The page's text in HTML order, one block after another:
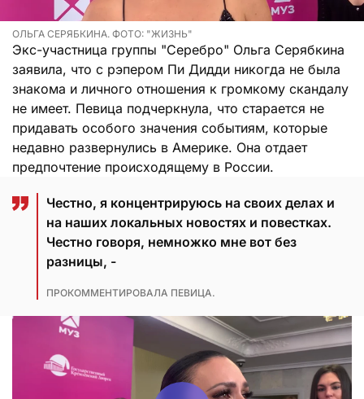
ОЛЬГА СЕРЯБКИНА. ФОТО: "ЖИЗНЬ"
Экс-участница группы "Серебро" Ольга Серябкина
заявила, что с рэпером Пи Дидди никогда не была
знакома и личного отношения к громкому скандалу
не имеет. Певица подчеркнула, что старается не
придавать особого значения событиям, которые
недавно развернулись в Америке. Она отдает
предпочтение происходящему в России.
Честно, я концентрируюсь на своих делах и
на наших локальных новостях и повестках.
Честно говоря, немножко мне вот без
разницы, -
ПРОКОММЕНТИРОВАЛА ПЕВИЦА.